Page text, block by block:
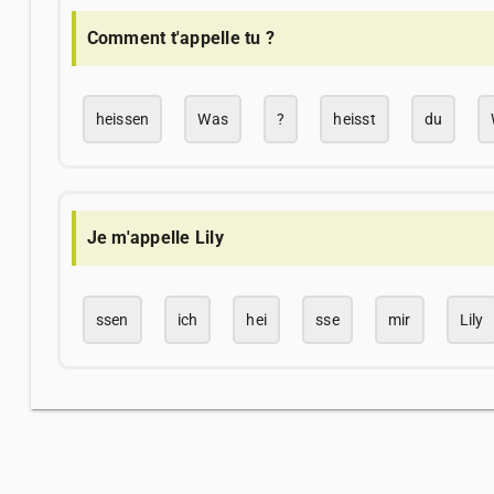
Comment t'appelle tu ?
heissen Was ? heisst du
Je m'appelle Lily
ssen ich hei sse mir Lily